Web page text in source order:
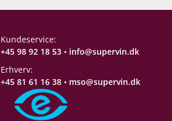
Kundeservice:
+45 98 92 18 53 • info@supervin.dk
Erhverv:
+45 81 61 16 38 • mso@supervin.dk